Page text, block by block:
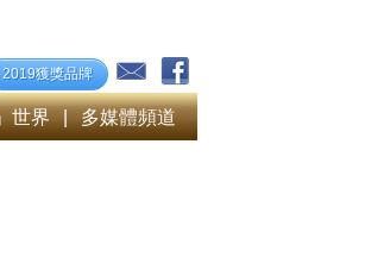
2019獲獎品牌
世界 | 多媒體頻道